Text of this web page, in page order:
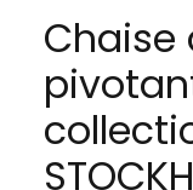
Chaise